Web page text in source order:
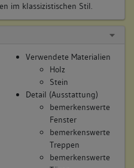
im klassizistischen Stil.
Verwendete Materialien
Holz
Stein
Detail (Ausstattung)
bemerkenswerte
Fenster
bemerkenswerte
Treppen
bemerkenswerte